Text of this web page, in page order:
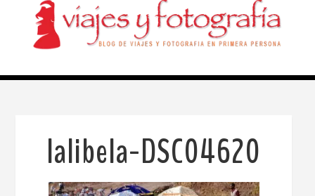
lalibela-DSC04620